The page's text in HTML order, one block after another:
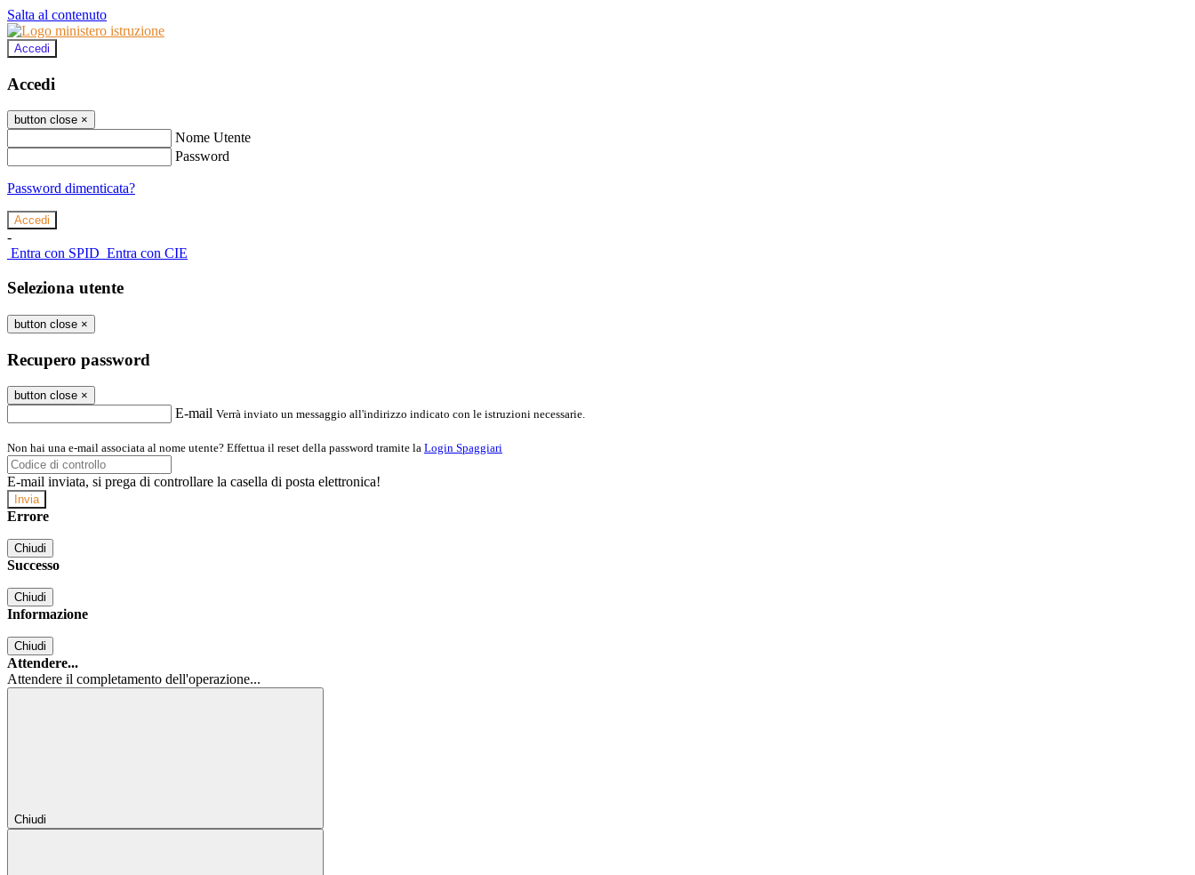
Salta al contenuto
Accedi
Accedi
button close ×
Nome Utente
Password
Password dimenticata?
-
Entra con SPID Entra con CIE
Seleziona utente
button close ×
Recupero password
button close ×
E-mail Verrà inviato un messaggio all'indirizzo indicato con le istruzioni necessarie.
Non hai una e-mail associata al nome utente? Effettua il reset della password tramite la Login Spaggiari
E-mail inviata, si prega di controllare la casella di posta elettronica!
Errore
Chiudi
Successo
Chiudi
Informazione
Chiudi
Attendere...
Attendere il completamento dell'operazione...
Chiudi